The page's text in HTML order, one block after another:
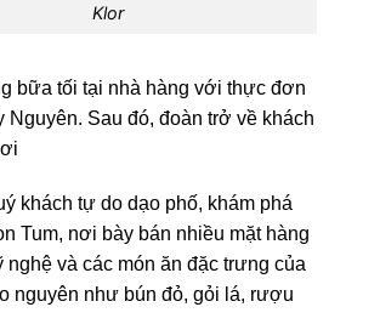
Klor
bữa tối tại nhà hàng với thực đơn
Nguyên. Sau đó, đoàn trở về khách
khách tự do dạo phố, khám phá
Tum, nơi bày bán nhiều mặt hàng
nghệ và các món ăn đặc trưng của
nguyên như bún đỏ, gỏi lá, rượu